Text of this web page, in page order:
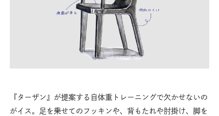
『ターザン』が提案する自体重トレーニングで欠かせないの
がイス。足を乗せてのフッキンや、背もたれや肘掛け、脚を